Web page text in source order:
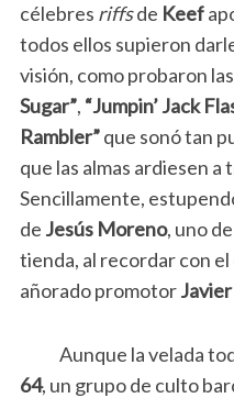
célebres riffsde Keef
todos ellos supieron
visión, como probaron
Sugar”, “Jumpin’ Jack
Rambler”que sonó tan
que las almas ardiesen a
Sencillamente,
de Jesús Moreno, uno
tienda, al recordar con
añorado promotor
Aunque la velada
64, un grupo de culto